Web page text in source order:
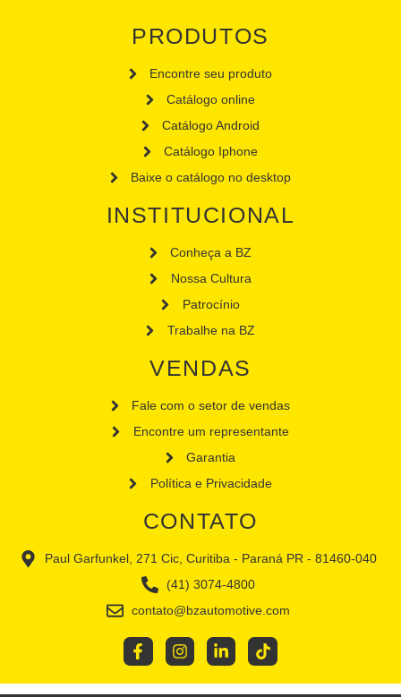
PRODUTOS
Encontre seu produto
Catálogo online
Catálogo Android
Catálogo Iphone
Baixe o catálogo no desktop
INSTITUCIONAL
Conheça a BZ
Nossa Cultura
Patrocínio
Trabalhe na BZ
VENDAS
Fale com o setor de vendas
Encontre um representante
Garantia
Política e Privacidade
CONTATO
Paul Garfunkel, 271 Cic, Curitiba - Paraná PR - 81460-040
(41) 3074-4800
contato@bzautomotive.com